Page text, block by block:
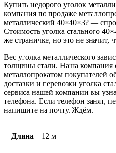
Купить недорого уголок
компания по продаже
металлический 40×40×3? —
Стоимость уголка стального
же страничке, но это не значит,
Вес уголка металлического
толщины стали. Наша компания
металлопрокатом покупателей
доставки и перевозки уголка
сервиса нашей компании вы
телефона. Если телефон занят,
напишите на почту. Ждём.
Длина 12 м